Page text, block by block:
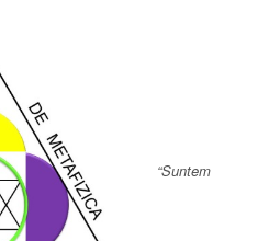
“Suntem